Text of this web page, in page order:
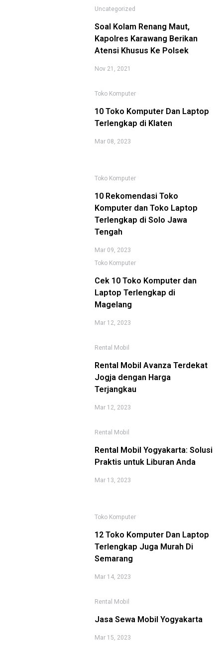
Uncategorized
Soal Kolam Renang Maut,
Kapolres Karawang Berikan
Atensi Khusus Ke Polsek
Nov 21, 2021
Toko Komputer
10 Toko Komputer Dan Laptop
Terlengkap di Klaten
Mar 08, 2023
Toko Komputer
10 Rekomendasi Toko
Komputer dan Toko Laptop
Terlengkap di Solo Jawa
Tengah
Mar 09, 2023
Toko Komputer
Cek 10 Toko Komputer dan
Laptop Terlengkap di
Magelang
Mar 12, 2023
Rental Mobil
Rental Mobil Avanza Terdekat
Jogja dengan Harga
Terjangkau
Mar 12, 2023
Rental Mobil
Rental Mobil Yogyakarta: Solusi
Praktis untuk Liburan Anda
Mar 13, 2023
Toko Komputer
12 Toko Komputer Dan Laptop
Terlengkap Juga Murah Di
Semarang
Mar 14, 2023
Rental Mobil
Jasa Sewa Mobil Yogyakarta
Mar 15, 2023